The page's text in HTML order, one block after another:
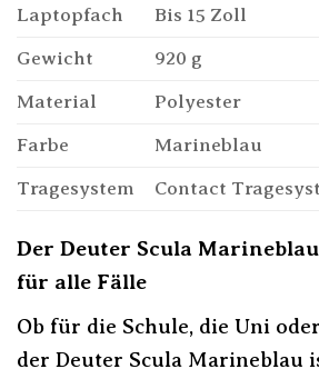
Laptopfach Bis 15 Zoll
Gewicht 920 g
Material Polyester
Farbe Marineblau
Tragesystem Contact
Der Deuter Scula
für alle Fälle
Ob für die Schule, die Uni
der Deuter Scula Marineblau